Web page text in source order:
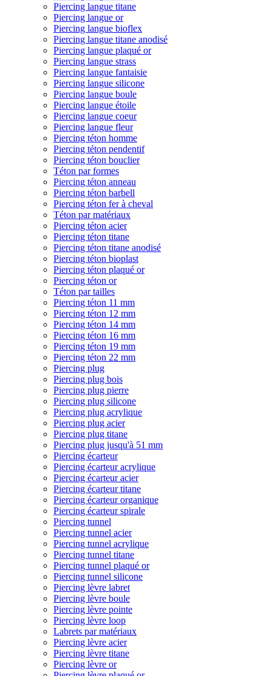
Piercing langue titane
Piercing langue or
Piercing langue bioflex
Piercing langue titane anodisé
Piercing langue plaqué or
Piercing langue strass
Piercing langue fantaisie
Piercing langue silicone
Piercing langue boule
Piercing langue étoile
Piercing langue coeur
Piercing langue fleur
Piercing téton homme
Piercing téton pendentif
Piercing téton bouclier
Téton par formes
Piercing téton anneau
Piercing téton barbell
Piercing téton fer à cheval
Téton par matériaux
Piercing téton acier
Piercing téton titane
Piercing téton titane anodisé
Piercing téton bioplast
Piercing téton plaqué or
Piercing téton or
Téton par tailles
Piercing téton 11 mm
Piercing téton 12 mm
Piercing téton 14 mm
Piercing téton 16 mm
Piercing téton 19 mm
Piercing téton 22 mm
Piercing plug
Piercing plug bois
Piercing plug pierre
Piercing plug silicone
Piercing plug acrylique
Piercing plug acier
Piercing plug titane
Piercing plug jusqu'à 51 mm
Piercing écarteur
Piercing écarteur acrylique
Piercing écarteur acier
Piercing écarteur titane
Piercing écarteur organique
Piercing écarteur spirale
Piercing tunnel
Piercing tunnel acier
Piercing tunnel acrylique
Piercing tunnel titane
Piercing tunnel plaqué or
Piercing tunnel silicone
Piercing lèvre labret
Piercing lèvre boule
Piercing lèvre pointe
Piercing lèvre loop
Labrets par matériaux
Piercing lèvre acier
Piercing lèvre titane
Piercing lèvre or